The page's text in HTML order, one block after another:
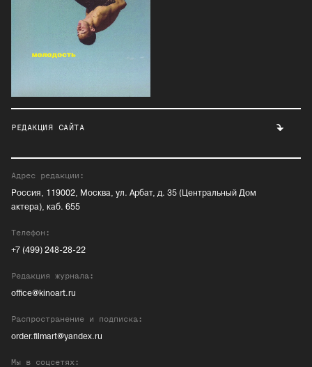
РЕДАКЦИЯ САЙТА
Адрес редакции:
Россия, 119002, Москва, ул. Арбат, д. 35 (Центральный Дом
актера), каб. 655
Телефон:
+7 (499) 248-28-22
Редакция журнала:
office@kinoart.ru
Распространение и подписка:
order.filmart@yandex.ru
Мы в соцсетях: